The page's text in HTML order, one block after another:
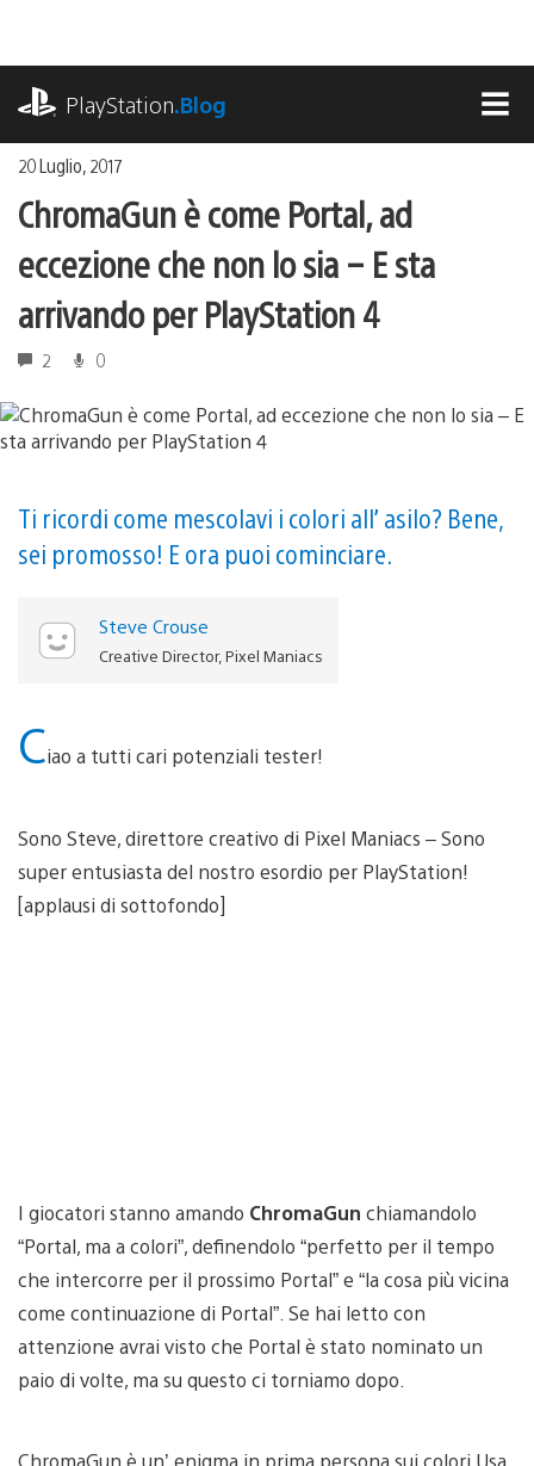
contenuto
PlayStation.Blog
20 Luglio, 2017
ChromaGun è come Portal, ad
eccezione che non lo sia – E sta
arrivando per PlayStation 4
2 0
Ti ricordi come mescolavi i colori all’ asilo? Bene,
sei promosso! E ora puoi cominciare.
Steve Crouse
Creative Director, Pixel Maniacs
Ciao a tutti cari potenziali tester!
Sono Steve, direttore creativo di Pixel Maniacs – Sono
super entusiasta del nostro esordio per PlayStation!
[applausi di sottofondo]
I giocatori stanno amando ChromaGun chiamandolo
“Portal, ma a colori”, definendolo “perfetto per il tempo
che intercorre per il prossimo Portal” e “la cosa più vicina
come continuazione di Portal”. Se hai letto con
attenzione avrai visto che Portal è stato nominato un
paio di volte, ma su questo ci torniamo dopo.
ChromaGun è un’ enigma in prima persona sui colori.Usa